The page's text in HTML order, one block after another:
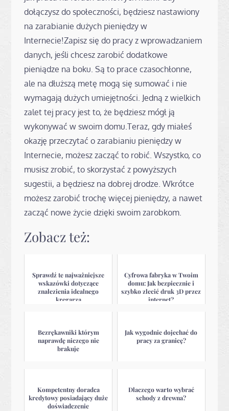
dołączysz do społeczności, będziesz nastawiony
na zarabianie dużych pieniędzy w
Internecie!Zapisz się do pracy z wprowadzaniem
danych, jeśli chcesz zarobić dodatkowe
pieniądze na boku. Są to prace czasochłonne,
ale na dłuższą metę mogą się sumować i nie
wymagają dużych umiejętności. Jedną z wielkich
zalet tej pracy jest to, że będziesz mógł ją
wykonywać w swoim domu.Teraz, gdy miałeś
okazję przeczytać o zarabianiu pieniędzy w
Internecie, możesz zacząć to robić. Wszystko, co
musisz zrobić, to skorzystać z powyższych
sugestii, a będziesz na dobrej drodze. Wkrótce
możesz zarobić trochę więcej pieniędzy, a nawet
zacząć nowe życie dzięki swoim zarobkom.
Zobacz też:
Sprawdź te najważniejsze
wskazówki dotyczące
znalezienia idealnego
kręgarza
Cyfrowa fabryka w Twoim
domu: Jak bezpiecznie i
szybko zlecić druk 3D przez
internet?
Bezrękawniki którym
naprawdę niczego nie
brakuje
Jak wygodnie dojechać do
pracy za granicę?
Kompetentny doradca
kredytowy posiadający duże
doświadczenie
Dlaczego warto wybrać
schody z drewna?